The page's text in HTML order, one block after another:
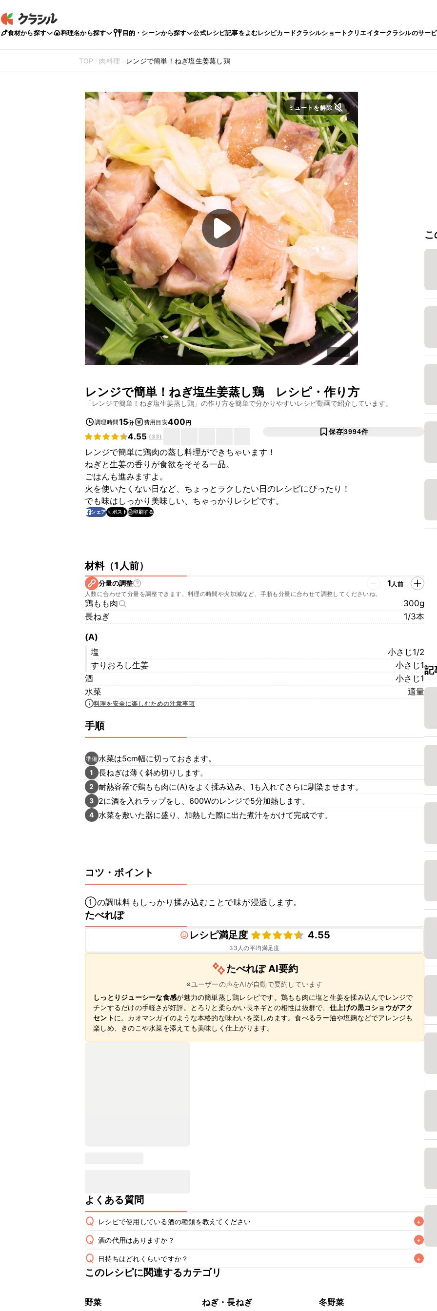
食材から探す 料理名から探す 目的・シーンから探す 公式レシピ記事をよむレシピカードクラシルショートクリエイタークラシルのサー
TOP 肉料理 レンジで簡単！ねぎ塩生姜蒸し鶏
ミュートを解除
レンジで簡単！ねぎ塩生姜蒸し鶏 レシピ・作り方
「レンジで簡単！ねぎ塩生姜蒸し鶏 」の作り方を簡単で分かりやすいレシピ動画で紹介しています。
調理時間15分 費用目安400円
4.55 ( 33)
保存3994件
レンジで簡単に鶏肉の蒸し料理ができちゃいます！
ねぎと生姜の香りが食欲をそそる一品。
ごはんも進みますよ。
火を使いたくない日など、ちょっとラクしたい日のレシピにぴったり！
でも味はしっかり美味しい、ちゃっかりレシピです。
シェア ポスト 印刷する
材料（1人前）
分量の調整 1人前
人数に合わせて分量を調整できます。料理の時間や火加減など、手順も分量に合わせて調整してくださいね。
鶏もも肉
300g
長ねぎ
1/3本
(A)
塩
小さじ1/2
すりおろし生姜
小さじ1
酒
小さじ1
水菜
適量
料理を安全に楽しむための注意事項
手順
準備 水菜は5cm幅に切っておきます。
1 長ねぎは薄く斜め切りします。
2 耐熱容器で鶏もも肉に(A)をよく揉み込み、1も入れてさらに馴染ませます。
3 2に酒を入れラップをし、600Wのレンジで5分加熱します。
4 水菜を敷いた器に盛り、加熱した際に出た煮汁をかけて完成です。
コツ・ポイント
①の調味料もしっかり揉み込むことで味が浸透します。
たべれぽ
レシピ満足度
4.55
33 人の平均満足度
たべれぽ AI要約
※ユーザーの声をAIが自動で要約しています
しっとりジューシーな食感が魅力の簡単蒸し鶏レシピです。鶏もも肉に塩と生姜を揉み込んでレンジで
チンするだけの手軽さが好評。とろりと柔らかい長ネギとの相性は抜群で、 仕上げの黒コショウがアク
セントに。カオマンガイのような本格的な味わいを楽しめます。食べるラー油や塩麹などでアレンジも
楽しめ、きのこや水菜を添えても美味しく仕上がります。
よくある質問
Q レシピで使用している酒の種類を教えてください +
A
Q 酒の代用はありますか？ +
A
Q 日持ちはどれくらいですか？ +
保存期間は冷蔵で翌日中が目安です。なるべくお早めにお召し上がりください。
※日持ちは目安です。
このレシピに関連するカテゴリ
野菜 ねぎ・長ねぎ 冬野菜
記